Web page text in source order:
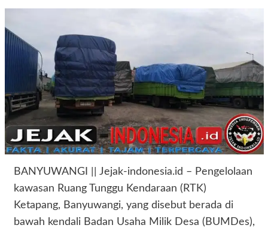
BANYUWANGI || Jejak-indonesia.id – Pengelolaan
kawasan Ruang Tunggu Kendaraan (RTK)
Ketapang, Banyuwangi, yang disebut berada di
bawah kendali Badan Usaha Milik Desa (BUMDes),